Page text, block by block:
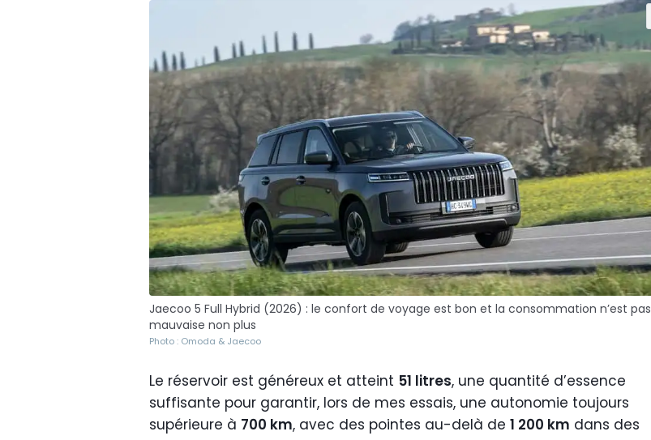
Jaecoo 5 Full Hybrid (2026) : le confort de voyage est bon et la consommation n’est pas
mauvaise non plus
Photo : Omoda & Jaecoo
Le réservoir est généreux et atteint 51 litres, une quantité d’essence
suffisante pour garantir, lors de mes essais, une autonomie toujours
supérieure à 700 km, avec des pointes au-delà de 1 200 km dans des